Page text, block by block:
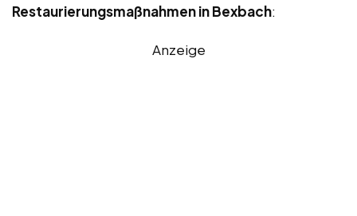
Restaurierungsmaßnahmen in Bexbach:
Anzeige